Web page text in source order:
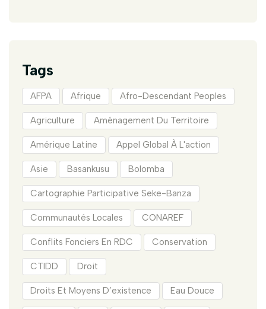
Tags
AFPA Afrique Afro-Descendant Peoples
Agriculture Aménagement Du Territoire
Amérique Latine Appel Global À L'action
Asie Basankusu Bolomba
Cartographie Participative Seke-Banza
Communautés Locales CONAREF
Conflits Fonciers En RDC Conservation
CTIDD Droit
Droits Et Moyens D’existence Eau Douce